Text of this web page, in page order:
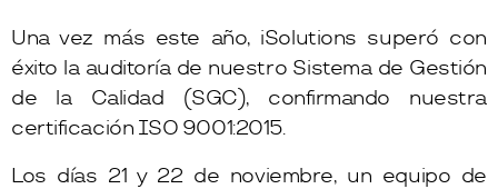
Una vez más este año, iSolutions superó con
éxito la auditoría de nuestro Sistema de Gestión
de la Calidad (SGC), confirmando nuestra
certificación ISO 9001:2015.
Los días 21 y 22 de noviembre, un equipo de